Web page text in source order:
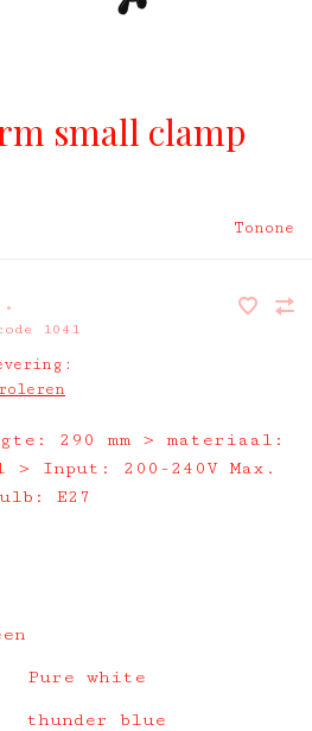
small clamp
Tonone
•
1041
290 mm > materiaal:
> Input: 200-240V Max.
E27
Pure white
thunder blue